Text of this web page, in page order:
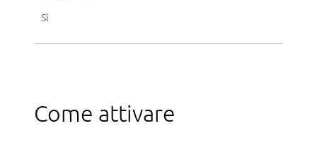
Sì
Come attivare